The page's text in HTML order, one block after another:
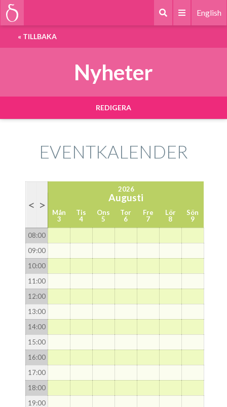
English
« TILLBAKA
Nyheter
REDIGERA
EVENTKALENDER
< >
2026
Augusti
Mån
3
Tis
4
Ons
5
Tor
6
Fre
7
Lör
8
Sön
9
08:00
09:00
10:00
11 :00
12:00
13:00
14:00
15:00
16:00
17:00
18:00
19:00